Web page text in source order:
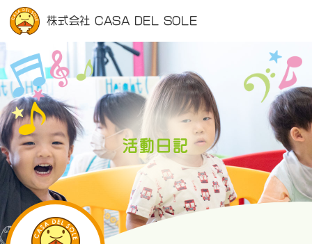
株式会社 CASA DEL SOLE
活動日記